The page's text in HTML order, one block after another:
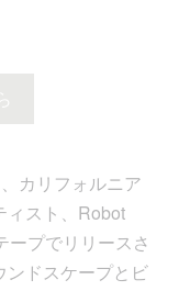
カリフォルニア
ィスト、Robot
ープでリリースさ
ンドスケープとビ